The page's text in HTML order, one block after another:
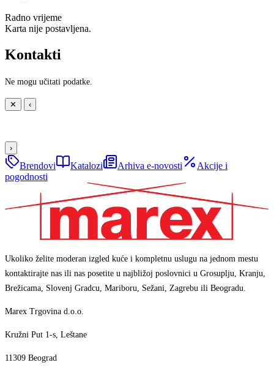
Radno vrijeme
Karta nije postavljena.
Kontakti
Ne mogu učitati podatke.
✕ ‹
›
Brendovi Katalozi Arhiva e-novosti
Akcije i
pogodnosti
Ukoliko želite moderan izgled kuće i kompletnu uslugu na jednom mestu
kontaktirajte nas ili nas posetite u najbližoj poslovnici u Grosuplju, Kranju,
Brežicama, Slovenj Gradcu, Mariboru, Sežani, Zagrebu ili Beogradu.
Marex Trgovina d.o.o.
Kružni Put 1-s, Leštane
11309 Beograd